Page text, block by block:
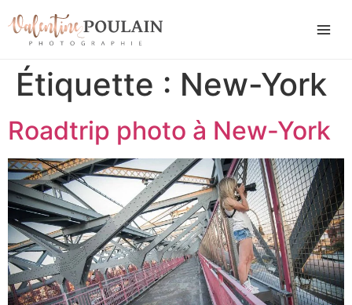
Étiquette : New-York
Roadtrip photo à New-York